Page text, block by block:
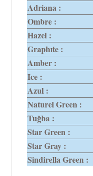
Adriana :
Ombre :
Hazel :
Graphıte :
Amber :
Ice :
Azul :
Naturel Green :
Tuğba :
Star Green :
Star Gray :
Sindirella Green :